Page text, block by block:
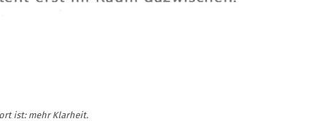
ist: mehr Klarheit.